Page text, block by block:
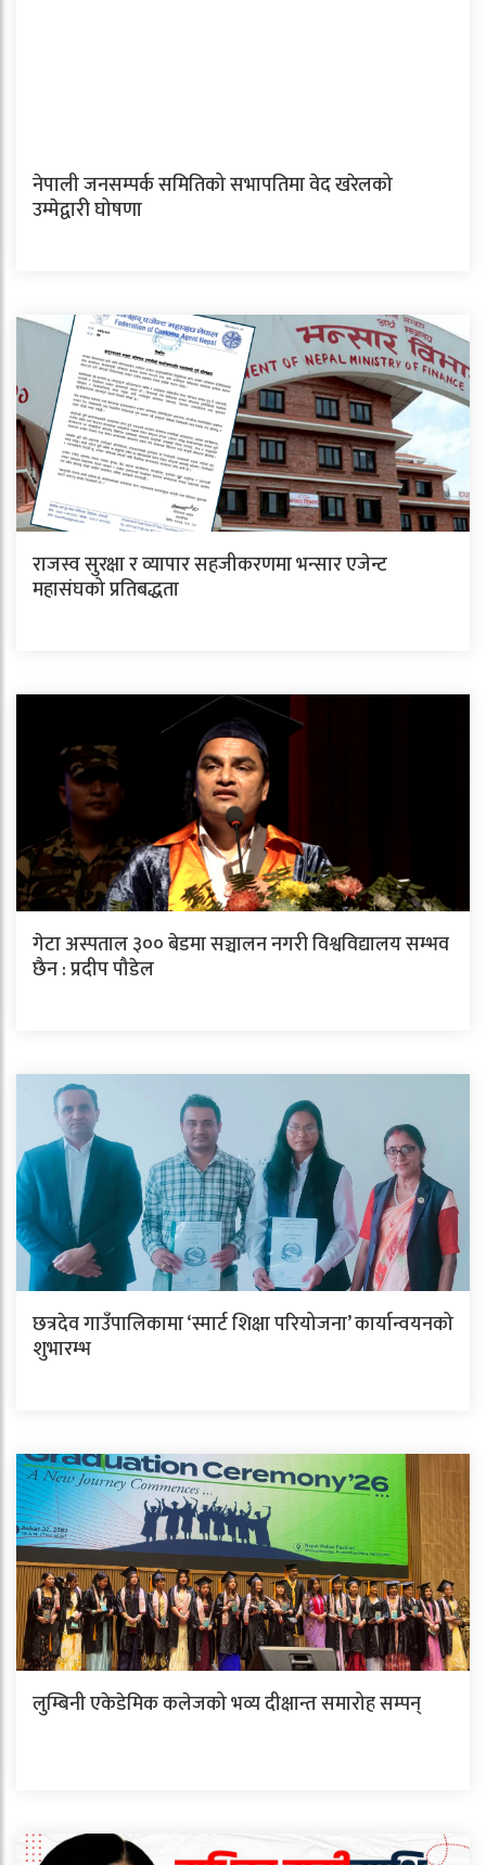
नेपाली जनसम्पर्क समितिको सभापतिमा वेद खरेलको
उम्मेद्वारी घोषणा
राजस्व सुरक्षा र व्यापार सहजीकरणमा भन्सार एजेन्ट
महासंघको प्रतिबद्धता
गेटा अस्पताल ३०० बेडमा सञ्चालन नगरी विश्वविद्यालय सम्भव
छैन : प्रदीप पौडेल
छत्रदेव गाउँपालिकामा ‘स्मार्ट शिक्षा परियोजना’ कार्यान्वयनको
शुभारम्भ
लुम्बिनी एकेडेमिक कलेजको भव्य दीक्षान्त समारोह सम्पन्